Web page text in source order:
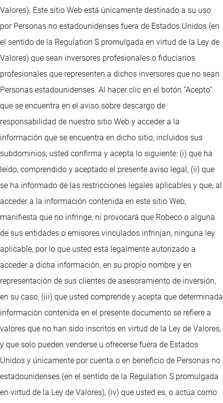
Valores). Este sitio Web está únicamente destinado a su uso
por Personas no estadounidenses fuera de Estados Unidos (en
el sentido de la Regulation S promulgada en virtud de la Ley de
Valores) que sean inversores profesionales o fiduciarios
profesionales que representen a dichos inversores que no sean
Personas estadounidenses. Al hacer clic en el botón “Acepto”
que se encuentra en el aviso sobre descargo de
responsabilidad de nuestro sitio Web y acceder a la
información que se encuentra en dicho sitio, incluidos sus
subdominios, usted confirma y acepta lo siguiente: (i) que ha
leído, comprendido y aceptado el presente aviso legal, (ii) que
se ha informado de las restricciones legales aplicables y que, al
acceder a la información contenida en este sitio Web,
manifiesta que no infringe, ni provocará que Robeco o alguna
de sus entidades o emisores vinculados infrinjan, ninguna ley
aplicable, por lo que usted está legalmente autorizado a
acceder a dicha información, en su propio nombre y en
representación de sus clientes de asesoramiento de inversión,
en su caso, (iii) que usted comprende y acepta que determinada
información contenida en el presente documento se refiere a
valores que no han sido inscritos en virtud de la Ley de Valores,
y que solo pueden venderse u ofrecerse fuera de Estados
Unidos y únicamente por cuenta o en beneficio de Personas no
estadounidenses (en el sentido de la Regulation S promulgada
en virtud de la Ley de Valores), (iv) que usted es, o actúa como